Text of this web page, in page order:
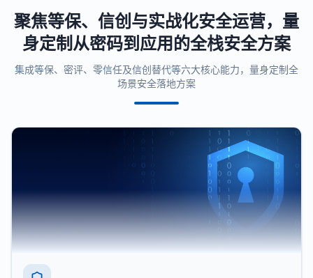
聚焦等保、信创与实战化安全运营，量
身定制从密码到应用的全栈安全方案
集成等保、密评、零信任及信创替代等六大核心能力，量身定制全
场景安全落地方案